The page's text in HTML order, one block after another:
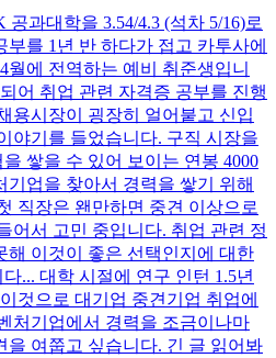
공과대학을 3.54/4.3 (석차 5/16)로
를 1년 반 하다가 접고 카투사에
월에 전역하는 예비 취준생입니
어 취업 관련 자격증 공부를 진행
용시장이 굉장히 얼어붙고 신입
야기를 들었습니다. 구직 시장을
쌓을 수 있어 보이는 연봉 4000
기업을 찾아서 경력을 쌓기 위해
직장은 왠만하면 중견 이상으로
어서 고민 중입니다. 취업 관련 정
해 이것이 좋은 선택인지에 대한
... 대학 시절에 연구 인턴 1.5년
것으로 대기업 중견기업 취업에
처기업에서 경력을 조금이나마
을 여쭙고 싶습니다. 긴 글 읽어봐